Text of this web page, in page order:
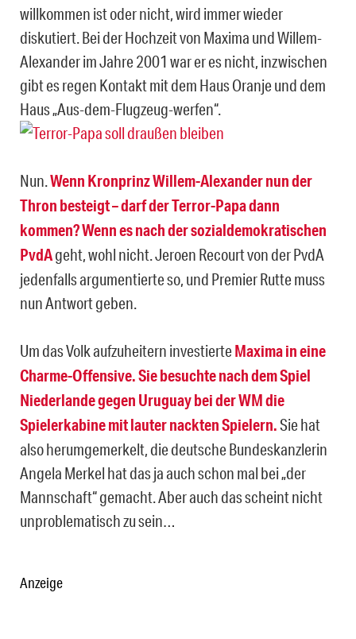
willkommen ist oder nicht, wird immer wieder
diskutiert. Bei der Hochzeit von Maxima und Willem-
Alexander im Jahre 2001 war er es nicht, inzwischen
gibt es regen Kontakt mit dem Haus Oranje und dem
Haus „Aus-dem-Flugzeug-werfen“.
Nun.Wenn Kronprinz Willem-Alexander nun der
Thron besteigt – darf der Terror-Papa dann
kommen? Wenn es nach der sozialdemokratischen
PvdAgeht, wohl nicht. Jeroen Recourt von der PvdA
jedenfalls argumentierte so, und Premier Rutte muss
nun Antwort geben.
Um das Volk aufzuheitern investierteMaxima in eine
Charme-Offensive. Sie besuchte nach dem Spiel
Niederlande gegen Uruguay bei der WM die
Spielerkabine mit lauter nackten Spielern.Sie hat
also herumgemerkelt, die deutsche Bundeskanzlerin
Angela Merkel hat das ja auch schon mal bei „der
Mannschaft“ gemacht. Aber auch das scheint nicht
unproblematisch zu sein…
Anzeige